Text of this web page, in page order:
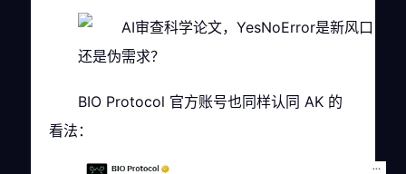
BIO Protocol 官方账号也同样认同 AK 的
看法：